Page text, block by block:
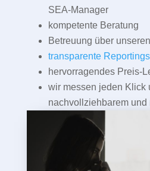
SEA-Manager
kompetente Beratung
Betreuung über
transparente Reportings
hervorragendes Preis-
wir messen jeden Klick
nachvollziehbarem und